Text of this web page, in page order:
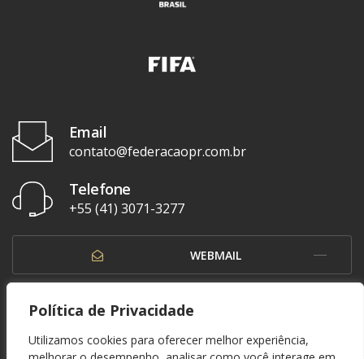
Política de Privacidade
Utilizamos cookies para oferecer melhor experiência,
Email
contato@federacaopr.com.br
Telefone
+55 (41) 3071-3277
WEBMAIL
OUVIDORIA